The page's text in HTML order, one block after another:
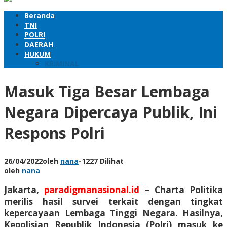
Beranda
TNI
POLRI
DAERAH
HUKUM
KRIMINAL
Masuk Tiga Besar Lembaga
Negara Dipercaya Publik, Ini
Respons Polri
26/04/2022oleh nana-1227 Dilihat
oleh nana
Jakarta, paradigmanasional.id – Charta Politika
merilis hasil survei terkait dengan tingkat
kepercayaan Lembaga Tinggi Negara. Hasilnya,
Kepolisian Republik Indonesia (Polri) masuk ke